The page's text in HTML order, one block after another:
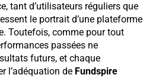
tant d’utilisateurs réguliers que
le portrait d’une plateforme
Toutefois, comme pour tout
passées ne
futurs, et chaque
l’adéquation de Fundspire